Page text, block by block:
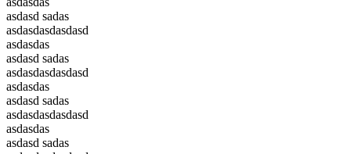
asdasd sadas
asdasdasdasdasd
asdasdas
asdasd sadas
asdasdasdasdasd
asdasdas
asdasd sadas
asdasdasdasdasd
asdasdas
asdasd sadas